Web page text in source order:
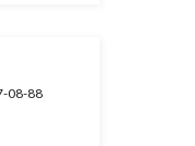
08-88